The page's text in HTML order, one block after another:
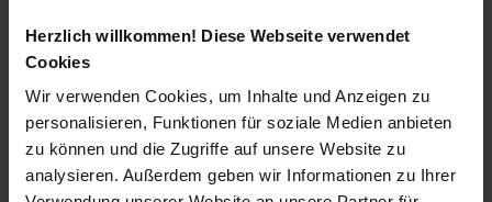
Herzlich willkommen! Diese Webseite verwendet
Cookies
Wir verwenden Cookies, um Inhalte und Anzeigen zu
personalisieren, Funktionen für soziale Medien anbieten
zu können und die Zugriffe auf unsere Website zu
analysieren. Außerdem geben wir Informationen zu Ihrer
Moskau – Peking
St. Petersburg – Irkutsk
Moskau – Ulaan Baatar
Moskau – Wladiwostok
Transsib-Gruppenreisen
Im Linienzug
Im Sonderzug Zarengold
Katalogbestellung